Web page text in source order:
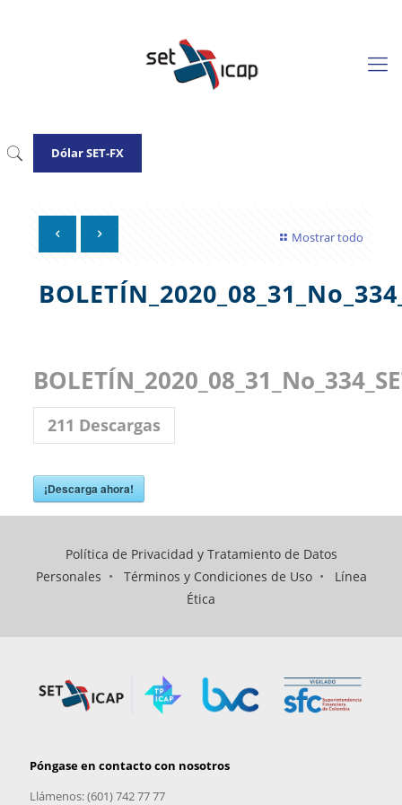
Dólar SET-FX
Mostrar todo
211 Descargas
¡Descarga ahora!
Política de Privacidad y Tratamiento de Datos
Personales • Términos y Condiciones de Uso• Línea
Ética
Póngase en contacto con nosotros
Llámenos: (601) 742 77 77